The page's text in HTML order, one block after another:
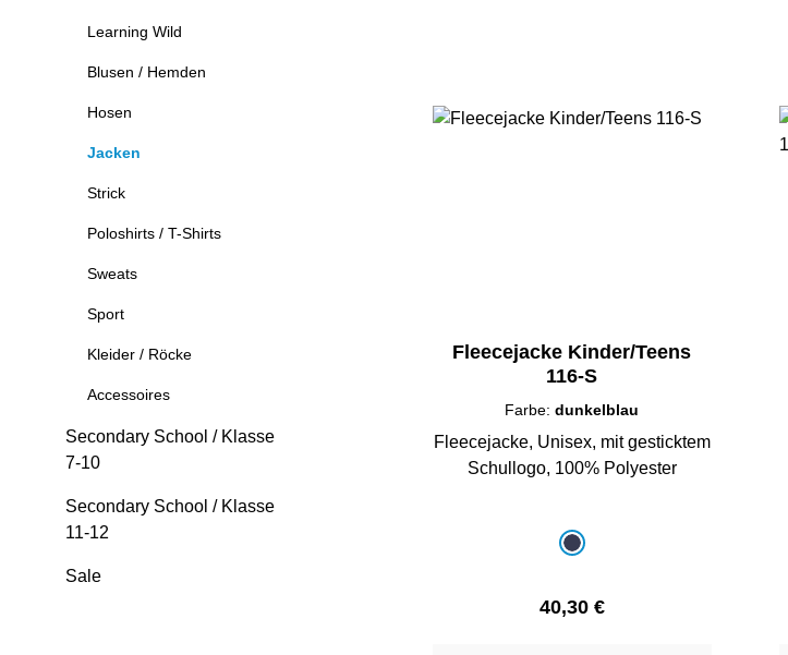
Learning Wild
Blusen / Hemden
Hosen
Jacken
Strick
Poloshirts / T-Shirts
Sweats
Sport
Kleider / Röcke
Accessoires
Secondary School / Klasse
7-10
Secondary School / Klasse
11-12
Sale
Fleecejacke Kinder/Teens
116-S
Farbe:dunkelblau
Fleecejacke, Unisex, mit gesticktem
Schullogo, 100% Polyester
auswählen
dunkelblau
Regulärer Preis:
40,30 €